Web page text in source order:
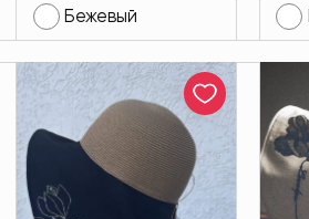
4
Бежевый
4